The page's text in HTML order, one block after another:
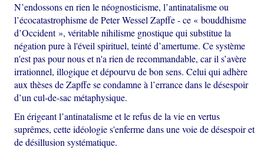
N’endossons en rien le néognosticisme, l’antinatalisme ou
l’écocatastrophisme de Peter Wessel Zapffe - ce « bouddhisme
d’Occident », véritable nihilisme gnostique qui substitue la
négation pure à l'éveil spirituel, teinté d’amertume. Ce système
n'est pas pour nous et n'a rien de recommandable, car il s’avère
irrationnel, illogique et dépourvu de bon sens. Celui qui adhère
aux thèses de Zapffe se condamne à l’errance dans le désespoir
d’un cul-de-sac métaphysique.
En érigeant l’antinatalisme et le refus de la vie en vertus
suprêmes, cette idéologie s'enferme dans une voie de désespoir et
de désillusion systématique.